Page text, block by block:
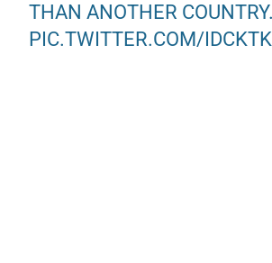
THAN ANOTHER
PIC.TWITTER.COM/